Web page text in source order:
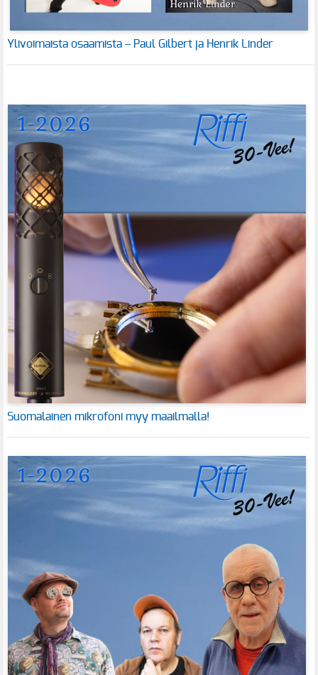
Ylivoimaista osaamista – Paul Gilbert ja Henrik Linder
Suomalainen mikrofoni myy maailmalla!